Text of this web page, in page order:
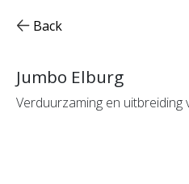
Jumbo Elburg
Verduurzaming en
Back